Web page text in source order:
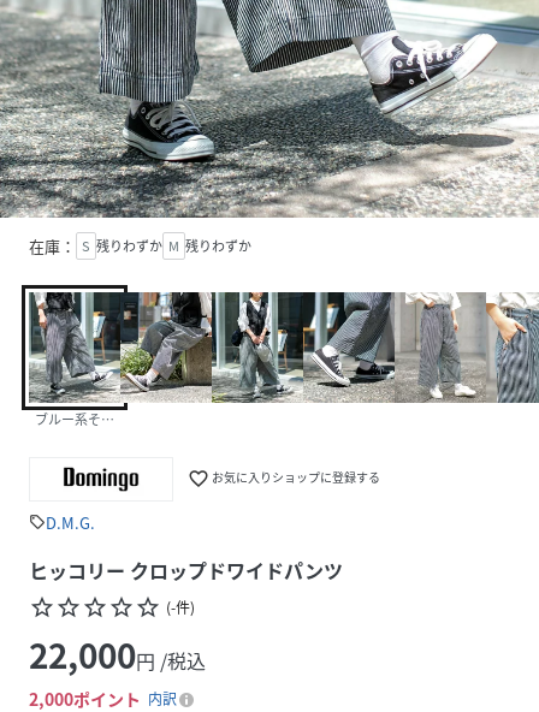
在庫： S 残りわずか M 残りわずか
ブルー系その他
favorite_border お気に入りショップに登録する
sellD.M.G.
ヒッコリー クロップドワイドパンツ
star_borderstar_borderstar_borderstar_borderstar_border (-件)
22,000円 /税込
2,000ポイント 内訳